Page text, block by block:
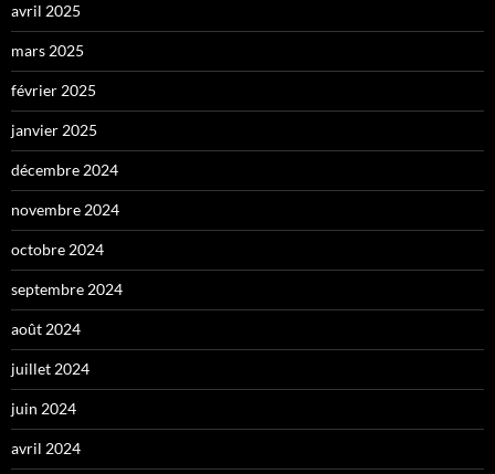
avril 2025
mars 2025
février 2025
janvier 2025
décembre 2024
novembre 2024
octobre 2024
septembre 2024
août 2024
juillet 2024
juin 2024
avril 2024